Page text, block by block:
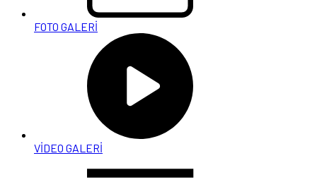
FOTO GALERİ
VİDEO GALERİ